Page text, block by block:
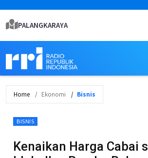
PALANGKARAYA
Home Ekonomi Bisnis
BISNIS
Kenaikan Harga Cabai